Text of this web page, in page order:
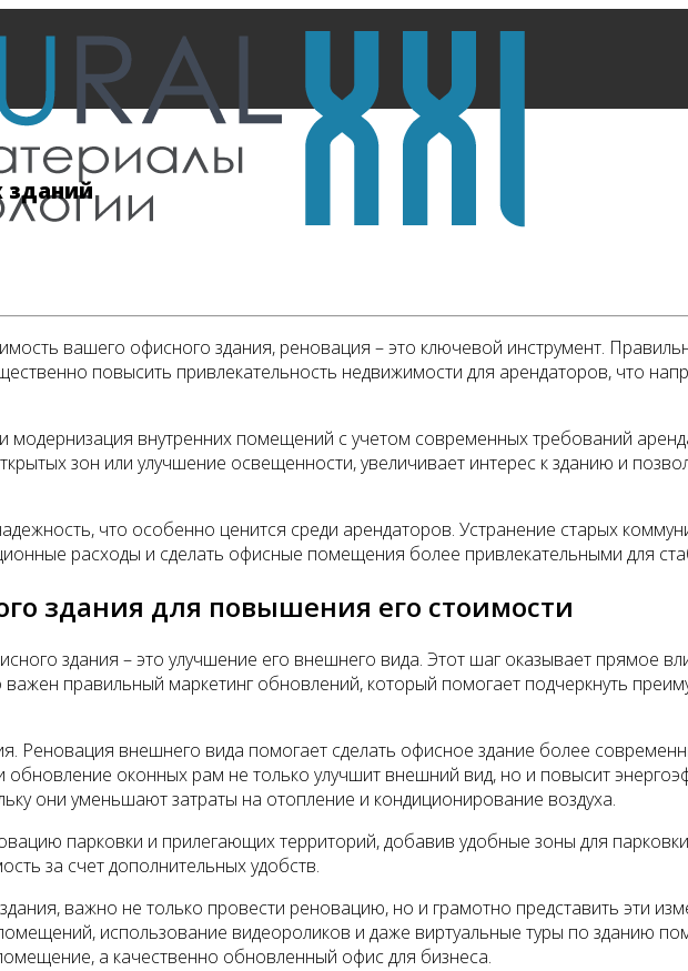
зданий
вашего офисного здания, реновация – это ключевой инструмент.
повысить привлекательность недвижимости для арендаторов, что
внутренних помещений с учетом современных требований
зон или улучшение освещенности, увеличивает интерес к зданию и
что особенно ценится среди арендаторов. Устранение старых
расходы и сделать офисные помещения более привлекательными для
здания для повышения его стоимости
здания – это улучшение его внешнего вида. Этот шаг оказывает прямое
правильный маркетинг обновлений, который помогает подчеркнуть
Реновация внешнего вида помогает сделать офисное здание более
оконных рам не только улучшит внешний вид, но и повысит
они уменьшают затраты на отопление и кондиционирование воздуха.
парковки и прилегающих территорий, добавив удобные зоны для
за счет дополнительных удобств.
важно не только провести реновацию, но и грамотно представить эти
использование видеороликов и даже виртуальные туры по зданию
а качественно обновленный офис для бизнеса.